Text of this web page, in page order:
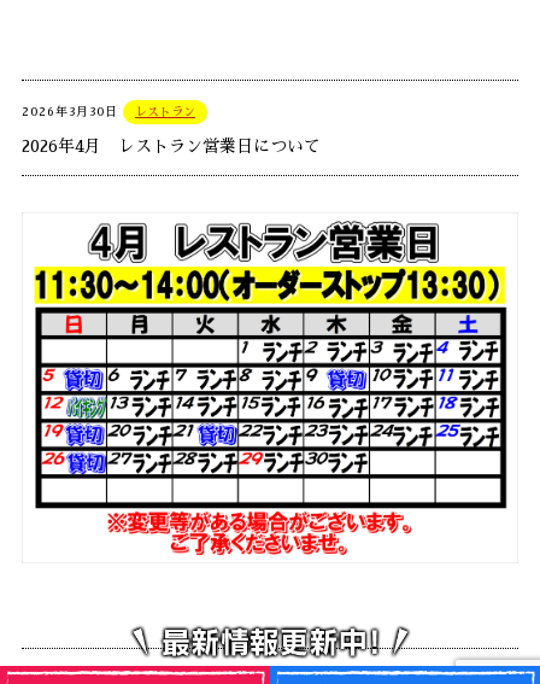
2026年3月30日 レストラン
2026年4月 レストラン営業日について